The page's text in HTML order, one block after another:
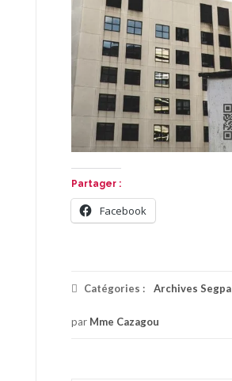
Partager :
Facebook
Catégories : Archives Segpa
par Mme Cazagou